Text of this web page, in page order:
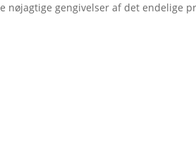
nøjagtige gengivelser af det endelige